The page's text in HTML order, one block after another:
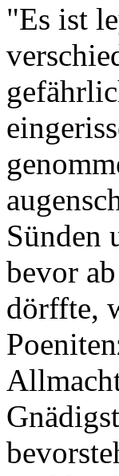
"Es ist
Sünden
bevor
dörffte,